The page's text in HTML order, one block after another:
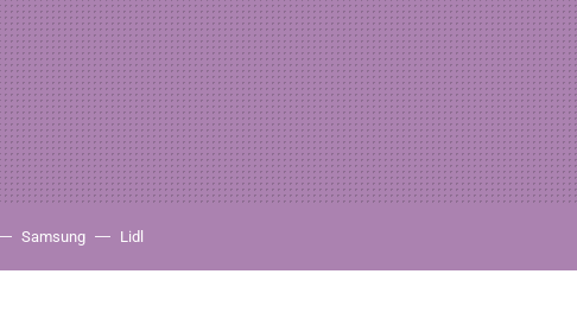
Samsung Lidl